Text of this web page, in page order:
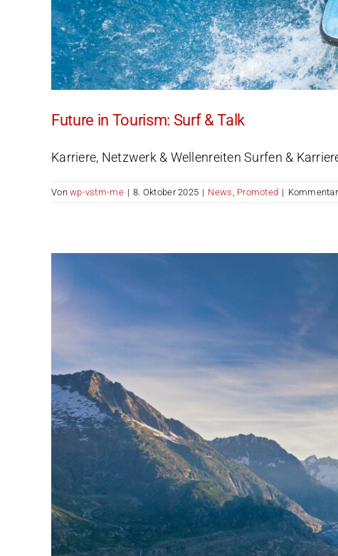
Future in Tourism: Surf & Talk
Karriere, Netzwerk & Wellenreiten Surfen &
Vonwp-vstm-me | 8. Oktober 2025 | News , Promoted |